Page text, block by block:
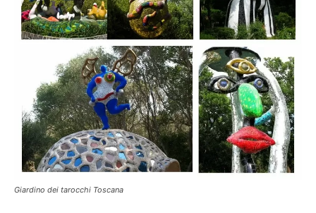
Giardino dei tarocchi Toscana